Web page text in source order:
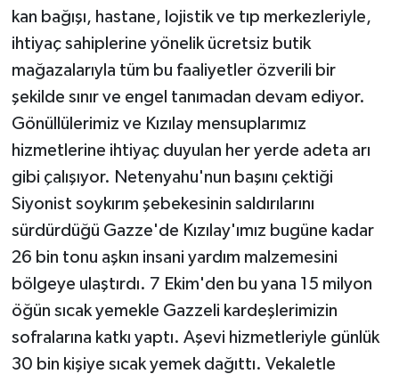
kan bağışı, hastane, lojistik ve tıp merkezleriyle,
ihtiyaç sahiplerine yönelik ücretsiz butik
mağazalarıyla tüm bu faaliyetler özverili bir
şekilde sınır ve engel tanımadan devam ediyor.
Gönüllülerimiz ve Kızılay mensuplarımız
hizmetlerine ihtiyaç duyulan her yerde adeta arı
gibi çalışıyor. Netenyahu'nun başını çektiği
Siyonist soykırım şebekesinin saldırılarını
sürdürdüğü Gazze'de Kızılay'ımız bugüne kadar
26 bin tonu aşkın insani yardım malzemesini
bölgeye ulaştırdı. 7 Ekim'den bu yana 15 milyon
öğün sıcak yemekle Gazzeli kardeşlerimizin
sofralarına katkı yaptı. Aşevi hizmetleriyle günlük
30 bin kişiye sıcak yemek dağıttı. Vekaletle